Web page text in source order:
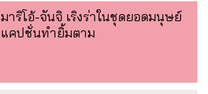
มาริโอ้-จันจิ เริงร่าในชุดยอดมนุษย์
แคปชั่นทำยิ้มตาม